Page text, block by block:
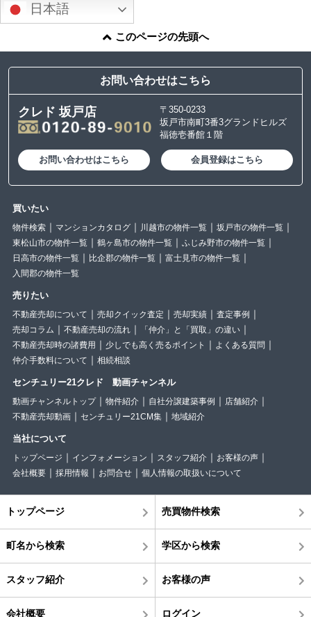
日本語
このページの先頭へ
お問い合わせはこちら
クレド 坂戸店
〒350-0233
坂戸市南町3番3グランドヒルズ
福徳壱番館１階
お問い合わせはこちら 会員登録はこちら
買いたい
物件検索 マンションカタログ 川越市の物件一覧
坂戸市の物件一覧
東松山市の物件一覧
鶴ヶ島市の物件一覧
ふじみ野市の物件一覧
日高市の物件一覧
比企郡の物件一覧
富士見市の物件一覧
入間郡の物件一覧
売りたい
不動産売却について 売却クイック査定 売却実績
査定事例
売却コラム
不動産売却の流れ
「仲介」と「買取」の違い
不動産売却時の諸費用
少しでも高く売るポイント
よくある質問
仲介手数料について
相続相談
センチュリー21クレド 動画チャンネル
動画チャンネルトップ 物件紹介 自社分譲建築事例
店舗紹介
不動産売却動画
センチュリー21CM集 地域紹介
当社について
トップページ インフォメーション スタッフ紹介
お客様の声
会社概要
採用情報 お問合せ 個人情報の取扱いについて
トップページ 売買物件検索
町名から検索 学区から検索
スタッフ紹介 お客様の声
会社概要 ログイン